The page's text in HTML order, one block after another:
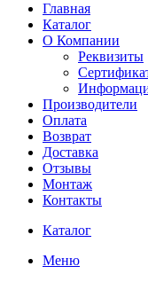
Главная
Каталог
О Компании
Реквизиты
Производители
Оплата
Возврат
Доставка
Отзывы
Монтаж
Контакты
Каталог
Меню